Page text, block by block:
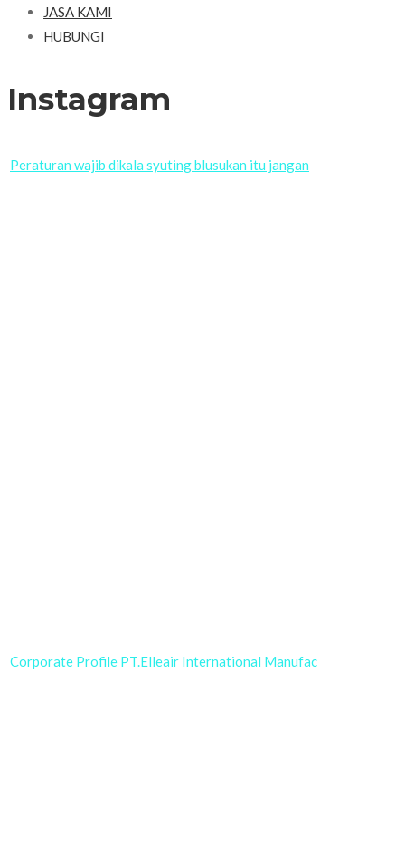
JASA KAMI
HUBUNGI
Instagram
Peraturan wajib dikala syuting blusukan itu jangan
Corporate Profile PT.Elleair International Manufac